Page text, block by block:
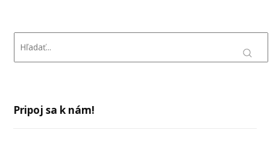
Pripoj sa k nám!